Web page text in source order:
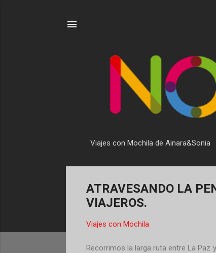
Viajes con Mochila de Ainara&Sonia
ATRAVESANDO LA
VIAJEROS.
Viajes con Mochila
Recorrimos la larga ruta entre La Paz